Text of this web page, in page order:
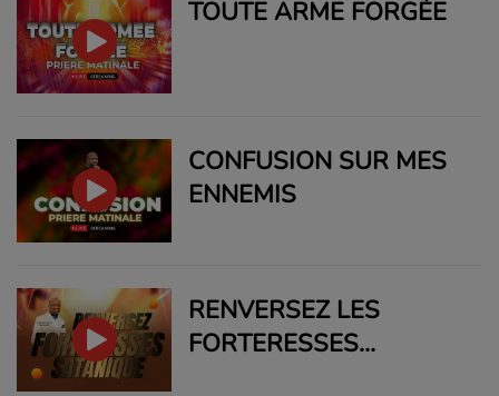
TOUTE ARME FORGÉE
CONFUSION SUR MES
ENNEMIS
RENVERSEZ LES
FORTERESSES